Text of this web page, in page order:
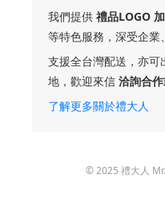
我們提供 禮品LOGO
等特色服務，深受企業
支援全台灣配送，亦
地，歡迎來信 洽詢合
了解更多關於禮大人
© 2025 禮大人